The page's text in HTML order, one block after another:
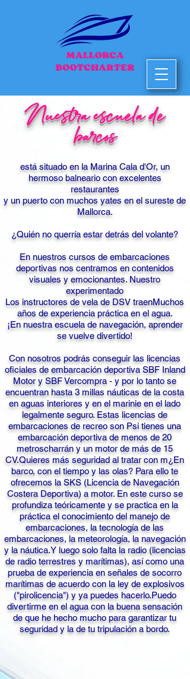
Nuestra escuela de
barcos
está situado en la Marina Cala d'Or, un
hermoso balneario con excelentes
restaurantes
y un puerto con muchos yates en el sureste de
Mallorca.
¿Quién no querría estar detrás del volante?
En nuestros cursos de embarcaciones
deportivas nos centramos en contenidos
visuales y emocionantes. Nuestro
experimentado
Los instructores de vela de DSV traenMuchos
años de experiencia práctica en el agua.
¡En nuestra escuela de navegación, aprender
se vuelve divertido!
Con nosotros podrás conseguir las licencias
oficiales de embarcación deportiva SBF Inland
Motor y SBF Vercompra - y por lo tanto se
encuentran hasta 3 millas náuticas de la costa
en aguas interiores y en el marinie en el lado
legalmente seguro. Estas licencias de
embarcaciones de recreo son Psi tienes una
embarcación deportiva de menos de 20
metroscharrán y un motor de más de 15
CV.Quieres más seguridad al tratar con m¿En
barco, con el tiempo y las olas? Para ello te
ofrecemos la SKS (Licencia de Navegación
Costera Deportiva) a motor. En este curso se
profundiza teóricamente y se practica en la
práctica el conocimiento del manejo de
embarcaciones, la tecnología de las
embarcaciones, la meteorología, la navegación
y la náutica.Y luego solo falta la radio (licencias
de radio terrestres y marítimas), así como una
prueba de experiencia en señales de socorro
marítimas de acuerdo con la ley de explosivos
("pirolicencia") y ya puedes hacerlo.Puedo
divertirme en el agua con la buena sensación
de que he hecho mucho para garantizar tu
seguridad y la de tu tripulación a bordo.